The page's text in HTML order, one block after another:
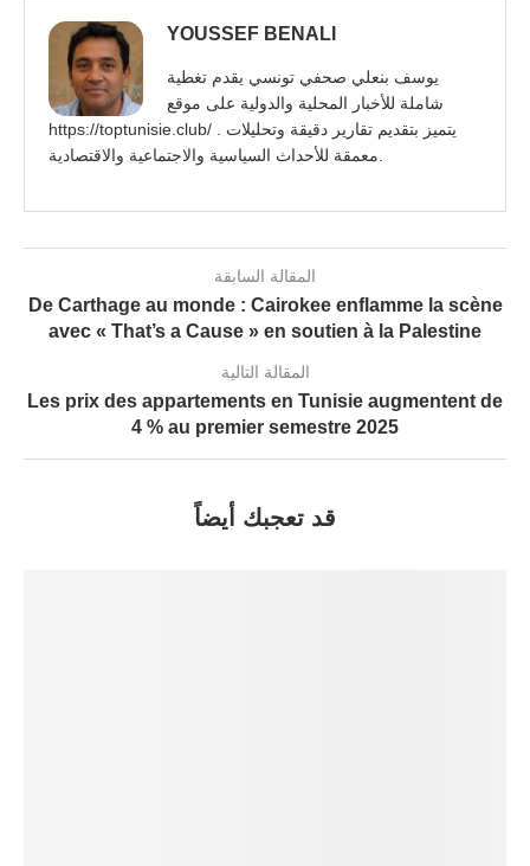
YOUSSEF BENALI
يوسف بنعلي صحفي تونسي يقدم تغطية
شاملة للأخبار المحلية والدولية على موقع
https://toptunisie.club/ . يتميز بتقديم تقارير دقيقة وتحليلات
المقالة السابقة
De Carthage au monde : Cairokee enflamme la scène
avec « That’s a Cause » en soutien à la Palestine
المقالة التالية
Les prix des appartements en Tunisie augmentent de
4 % au premier semestre 2025
قد تعجبك أيضاً